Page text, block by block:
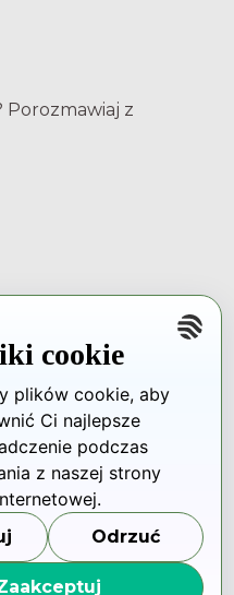
Porozmawiaj z
cookie
plików cookie, aby
Ci najlepsze
podczas
z naszej strony
Odrzuć